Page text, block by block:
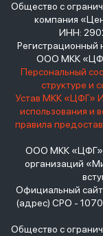
Общество с
компания
ИНН:
Регистрационный
ООО МКК
Персональный
структуре и
Устав МКК «ЦФГ»
использования и
правила
ООО МКК «ЦФГ»
организаций
Официальный
(адрес) СРО -
Общество с